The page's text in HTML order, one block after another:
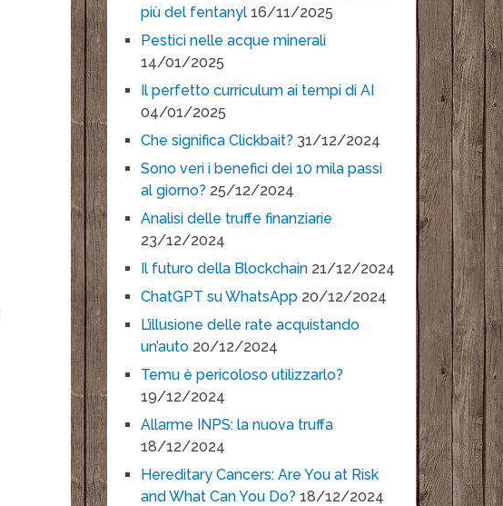
più del fentanyl 16/11/2025
Pestici nelle acque minerali
14/01/2025
Il perfetto curriculum ai tempi di AI
04/01/2025
Che significa Clickbait? 31/12/2024
Sono veri i benefici dei 10 mila passi
al giorno? 25/12/2024
Analisi delle truffe finanziarie
23/12/2024
Il futuro della Blockchain 21/12/2024
ChatGPT su WhatsApp 20/12/2024
L’illusione delle rate acquistando
un’auto 20/12/2024
Temu è pericoloso utilizzarlo?
19/12/2024
Allarme INPS: la nuova truffa
18/12/2024
Hereditary Cancers: Are You at Risk
and What Can You Do? 18/12/2024